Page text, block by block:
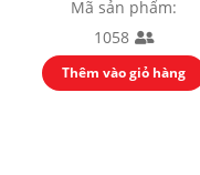
Mã sản phẩm:
1058
Thêm vào giỏ hàng